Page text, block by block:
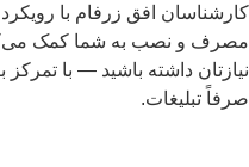
کارشناسان افق زرفام با
مصرف و نصب به شما کمک
نیازتان داشته باشید — با
صرفاً تبلیغات.